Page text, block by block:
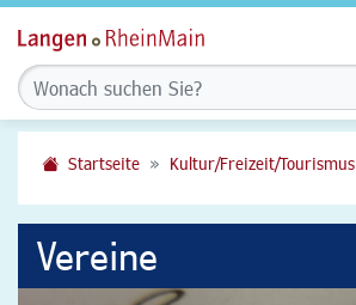
Startseite Kultur/Freizeit/Tourismus
Vereine